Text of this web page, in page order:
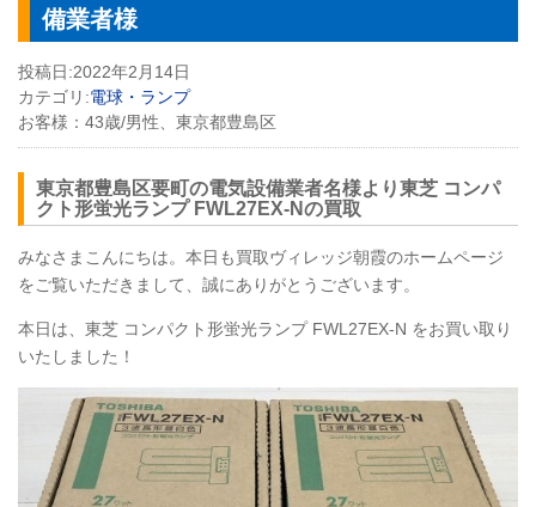
備業者様
投稿日:2022年2月14日
カテゴリ:電球・ランプ
お客様： 43歳/男性、東京都豊島区
東京都豊島区要町の電気設備業者名様より東芝 コンパ
クト形蛍光ランプ FWL27EX-Nの買取
みなさまこんにちは。本日も買取ヴィレッジ朝霞のホームページ
をご覧いただきまして、誠にありがとうございます。
本日は、東芝 コンパクト形蛍光ランプ FWL27EX-N をお買い取り
いたしました！